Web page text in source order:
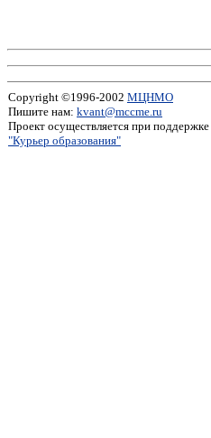
Copyright ©1996-2002 МЦНМО
Пишите нам: kvant@mccme.ru
Проект осуществляется при поддержке
"Курьер образования"